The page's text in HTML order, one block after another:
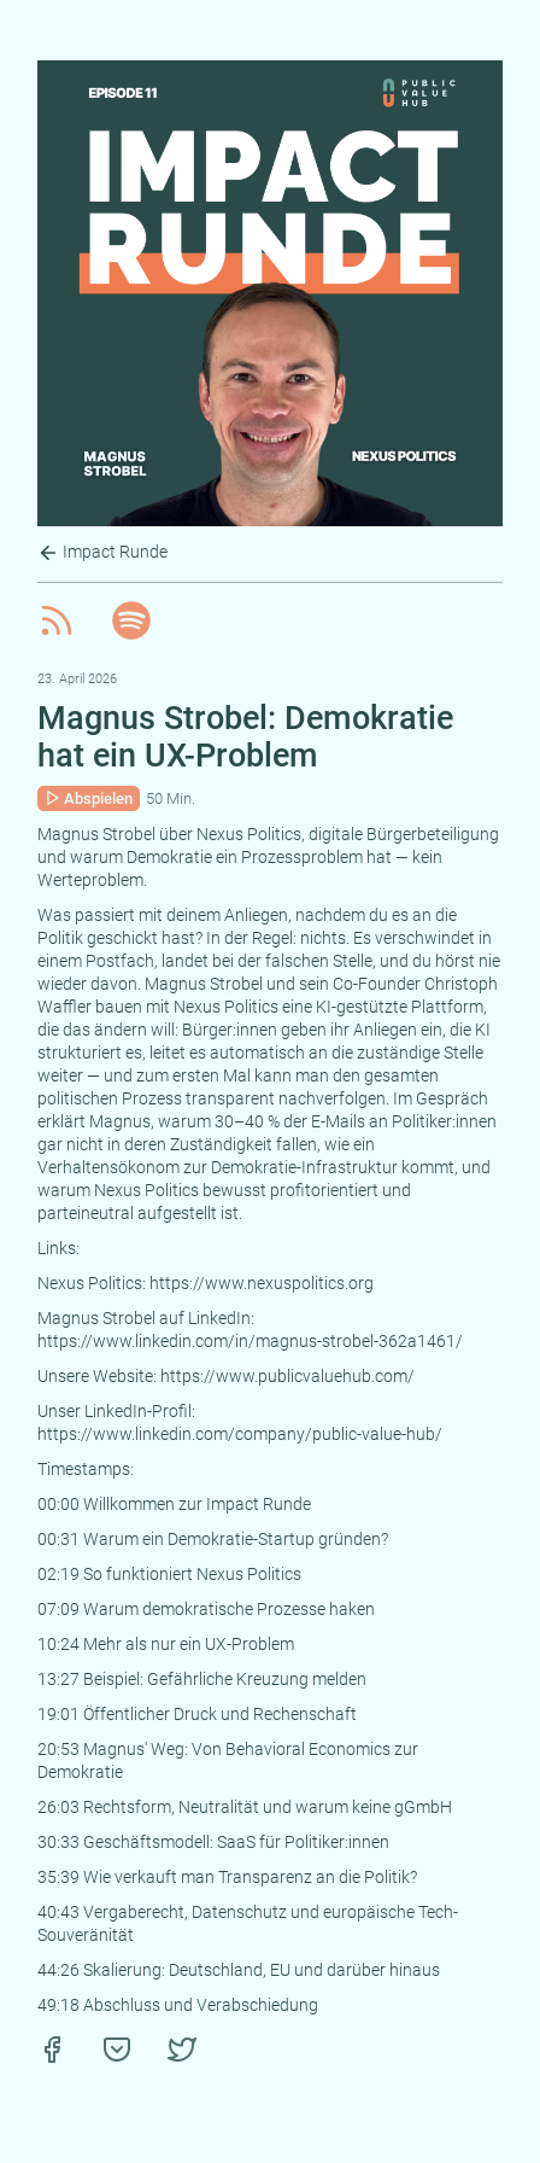
Impact Runde
23. April 2026
Magnus Strobel: Demokratie
hat ein UX-Problem
Abspielen 50 Min.
Magnus Strobel über Nexus Politics, digitale Bürgerbeteiligung
und warum Demokratie ein Prozessproblem hat — kein
Werteproblem.
Was passiert mit deinem Anliegen, nachdem du es an die
Politik geschickt hast? In der Regel: nichts. Es verschwindet in
einem Postfach, landet bei der falschen Stelle, und du hörst nie
wieder davon. Magnus Strobel und sein Co-Founder Christoph
Waffler bauen mit Nexus Politics eine KI-gestützte Plattform,
die das ändern will: Bürger:innen geben ihr Anliegen ein, die KI
strukturiert es, leitet es automatisch an die zuständige Stelle
weiter — und zum ersten Mal kann man den gesamten
politischen Prozess transparent nachverfolgen. Im Gespräch
erklärt Magnus, warum 30–40 % der E-Mails an Politiker:innen
gar nicht in deren Zuständigkeit fallen, wie ein
Verhaltensökonom zur Demokratie-Infrastruktur kommt, und
warum Nexus Politics bewusst profitorientiert und
parteineutral aufgestellt ist.
Links:
Nexus Politics: https://www.nexuspolitics.org
Magnus Strobel auf LinkedIn:
https://www.linkedin.com/in/magnus-strobel-362a1461/
Unsere Website: https://www.publicvaluehub.com/
Unser LinkedIn-Profil:
https://www.linkedin.com/company/public-value-hub/
Timestamps:
00:00 Willkommen zur Impact Runde
00:31 Warum ein Demokratie-Startup gründen?
02:19 So funktioniert Nexus Politics
07:09 Warum demokratische Prozesse haken
10:24 Mehr als nur ein UX-Problem
13:27 Beispiel: Gefährliche Kreuzung melden
19:01 Öffentlicher Druck und Rechenschaft
20:53 Magnus' Weg: Von Behavioral Economics zur
Demokratie
26:03 Rechtsform, Neutralität und warum keine gGmbH
30:33 Geschäftsmodell: SaaS für Politiker:innen
35:39 Wie verkauft man Transparenz an die Politik?
40:43 Vergaberecht, Datenschutz und europäische Tech-
Souveränität
44:26 Skalierung: Deutschland, EU und darüber hinaus
49:18 Abschluss und Verabschiedung